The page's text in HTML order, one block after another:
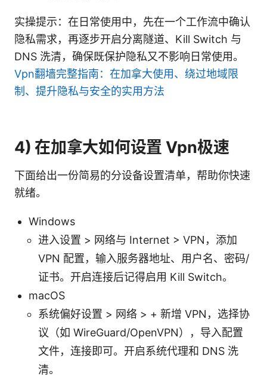
实操提示：在日常使用中，先在一个工作流中确认
隐私需求，再逐步开启分离隧道、Kill Switch 与
DNS 洗清，确保既保护隐私又不影响日常使用。
Vpn翻墙完整指南：在加拿大使用、绕过地域限
制、提升隐私与安全的实用方法
4) 在加拿大如何设置 Vpn极速
下面给出一份简易的分设备设置清单，帮助你快速
就绪。
Windows
进入设置 > 网络与 Internet > VPN，添加
VPN 配置，输入服务器地址、用户名、密码/
证书。开启连接后记得启用 Kill Switch。
macOS
系统偏好设置 > 网络 > + 新增 VPN，选择协
议（如 WireGuard/OpenVPN），导入配置
文件，连接即可。开启系统代理和 DNS 洗
清。